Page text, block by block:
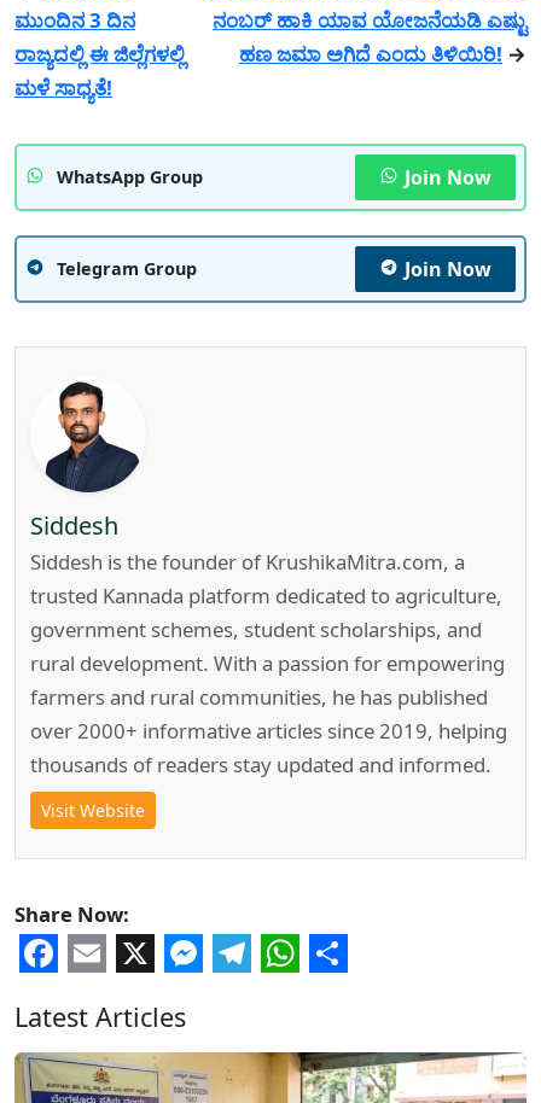
ಮುಂದಿನ 3 ದಿನ
ರಾಜ್ಯದಲ್ಲಿ ಈ ಜಿಲ್ಲೆಗಳಲ್ಲಿ
ಮಳೆ ಸಾಧ್ಯತೆ!
ನಂಬರ್ ಹಾಕಿ ಯಾವ ಯೋಜನೆಯಡಿ ಎಷ್ಟು
ಹಣ ಜಮಾ ಅಗಿದೆ ಎಂದು ತಿಳಿಯಿರಿ! →
WhatsApp Group Join Now
Telegram Group Join Now
Siddesh
Siddesh is the founder of KrushikaMitra.com, a
trusted Kannada platform dedicated to agriculture,
government schemes, student scholarships, and
rural development. With a passion for empowering
farmers and rural communities, he has published
over 2000+ informative articles since 2019, helping
thousands of readers stay updated and informed.
Visit Website
Share Now:
Facebook
Email
X Messenger
Telegram
WhatsApp
Share
Latest Articles